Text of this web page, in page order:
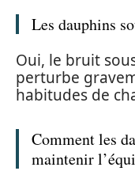
Les dauphins
Oui, le bruit
perturbe
habitudes de
Comment les
maintenir